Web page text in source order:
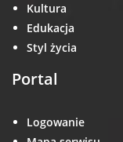
Kultura
Edukacja
Styl życia
Portal
Logowanie